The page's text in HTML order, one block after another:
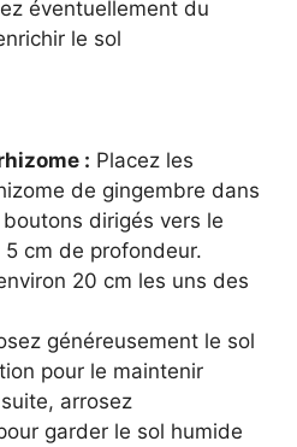
éventuellement du
le sol
: Placez les
de gingembre dans
dirigés vers le
cm de profondeur.
20 cm les uns des
généreusement le sol
pour le maintenir
arrosez
garder le sol humide